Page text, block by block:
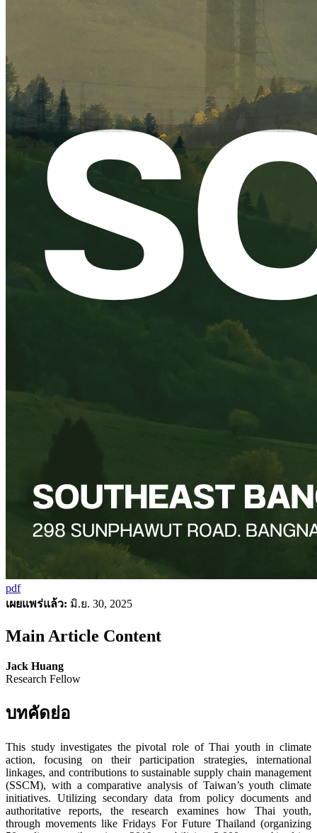
pdf
เผยแพร่แล้ว: มิ.ย. 30, 2025
Main Article Content
Jack Huang
Research Fellow
บทคัดย่อ
This study investigates the pivotal role of Thai youth in climate
action, focusing on their participation strategies, international
linkages, and contributions to sustainable supply chain management
(SSCM), with a comparative analysis of Taiwan’s youth climate
initiatives. Utilizing secondary data from policy documents and
authoritative reports, the research examines how Thai youth,
through movements like Fridays For Future Thailand (organizing